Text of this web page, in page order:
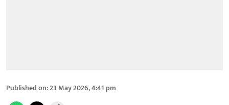
Published on:23 May 2026, 4:41 pm